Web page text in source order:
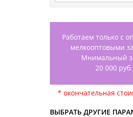
Работаем только с
мелкооптовыми
Мнимальный
20 000 руб.
* окончательная
ВЫБРАТЬ ДРУГИЕ